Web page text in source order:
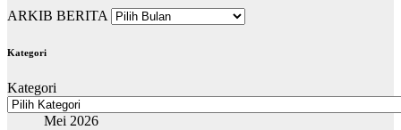
ARKIB BERITA
Kategori
Kategori
Mei 2026